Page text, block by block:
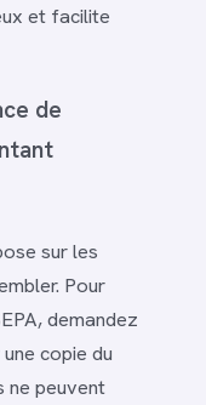
et facilite
de
sur les
Pour
demandez
copie du
ne peuvent